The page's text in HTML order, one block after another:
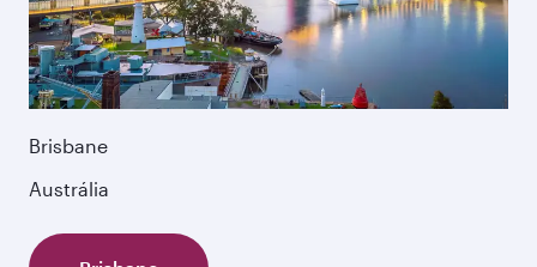
Brisbane
Austrália